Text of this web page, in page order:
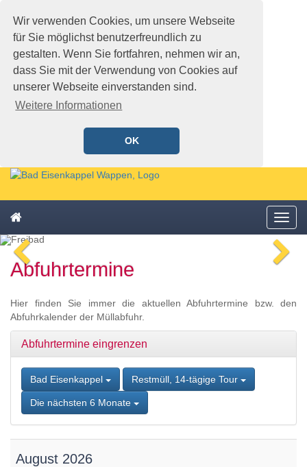
Wir verwenden Cookies, um unsere Webseite
für Sie möglichst benutzerfreundlich zu
gestalten. Wenn Sie fortfahren, nehmen wir an,
dass Sie mit der Verwendung von Cookies auf
unserer Webseite einverstanden sind.
Weitere Informationen
OK
Schnellmenü
Zur
springen,
Accesskey
Zur
Hauptnavigation
springen,
springen,
Kontaktseite
springen,
Sitemap
Schnellmenü
zurück
Menü
Bild
Zum
Schnellmenü
zurück
Abfuhrtermine
Hier finden Sie immer die aktuellen Abfuhrtermine bzw. den
Abfuhrkalender der Müllabfuhr.
Abfuhrtermine eingrenzen
Bad Eisenkappel Restmüll, 14-tägige Tour
Die nächsten 6 Monate
August 2026